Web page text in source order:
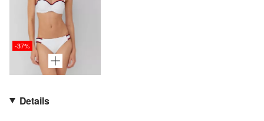
-37%
Details